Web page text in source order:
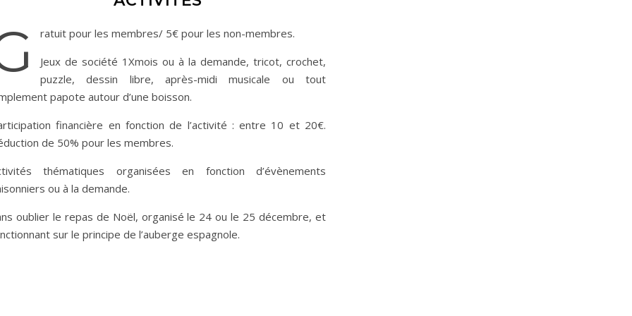
ratuit pour les membres/ 5€ pour les non-membres.
Jeux de société 1Xmois ou à la demande, tricot, crochet,
puzzle, dessin libre, après-midi musicale ou tout
papote autour d’une boisson.
financière en fonction de l’activité : entre 10 et 20€.
de 50% pour les membres.
thématiques organisées en fonction d’évènements
ou à la demande.
oublier le repas de Noël, organisé le 24 ou le 25 décembre, et
sur le principe de l’auberge espagnole.